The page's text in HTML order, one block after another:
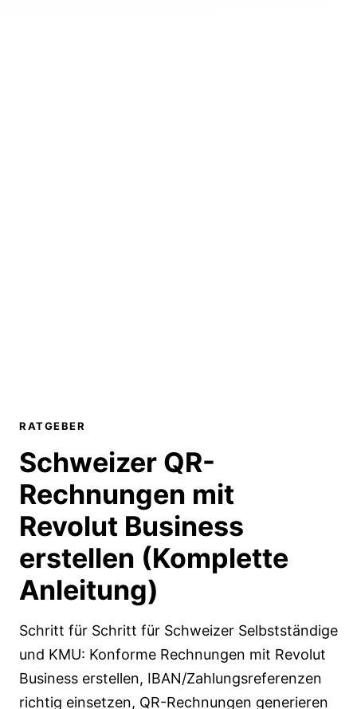
RATGEBER
Schweizer QR-
Rechnungen mit
Revolut Business
erstellen (Komplette
Anleitung)
Schritt für Schritt für Schweizer Selbstständige
und KMU: Konforme Rechnungen mit Revolut
Business erstellen, IBAN/Zahlungsreferenzen
richtig einsetzen, QR-Rechnungen generieren